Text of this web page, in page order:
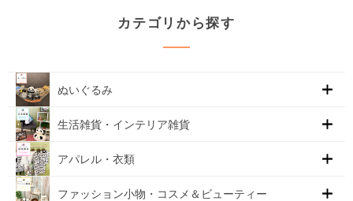
カテゴリから探す
ぬいぐるみ
生活雑貨・インテリア雑貨
アパレル・衣類
ファッション小物・コスメ＆ビューティー